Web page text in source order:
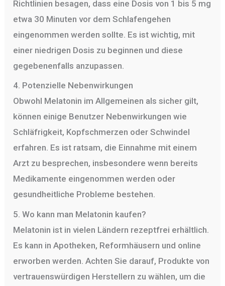
Richtlinien besagen, dass eine Dosis von 1 bis 5 mg
etwa 30 Minuten vor dem Schlafengehen
eingenommen werden sollte. Es ist wichtig, mit
einer niedrigen Dosis zu beginnen und diese
gegebenenfalls anzupassen.
4. Potenzielle Nebenwirkungen
Obwohl Melatonin im Allgemeinen als sicher gilt,
können einige Benutzer Nebenwirkungen wie
Schläfrigkeit, Kopfschmerzen oder Schwindel
erfahren. Es ist ratsam, die Einnahme mit einem
Arzt zu besprechen, insbesondere wenn bereits
Medikamente eingenommen werden oder
gesundheitliche Probleme bestehen.
5. Wo kann man Melatonin kaufen?
Melatonin ist in vielen Ländern rezeptfrei erhältlich.
Es kann in Apotheken, Reformhäusern und online
erworben werden. Achten Sie darauf, Produkte von
vertrauenswürdigen Herstellern zu wählen, um die